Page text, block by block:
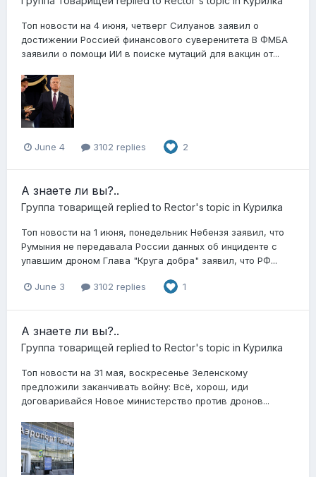
Топ новости на 4 июня, четверг Силуанов заявил о
достижении Россией финансового суверенитета В ФМБА
заявили о помощи ИИ в поиске мутаций для вакцин от...
June 4 3102 replies 2
А знаете ли вы?..
Группа товарищей replied to Rector's topic in Курилка
Топ новости на 1 июня, понедельник Небензя заявил, что
Румыния не передавала России данных об инциденте с
упавшим дроном Глава "Круга добра" заявил, что РФ...
June 3 3102 replies 1
А знаете ли вы?..
Группа товарищей replied to Rector's topic in Курилка
Топ новости на 31 мая, воскресенье Зеленскому
предложили заканчивать войну: Всё, хорош, иди
договаривайся Новое министерство против дронов...